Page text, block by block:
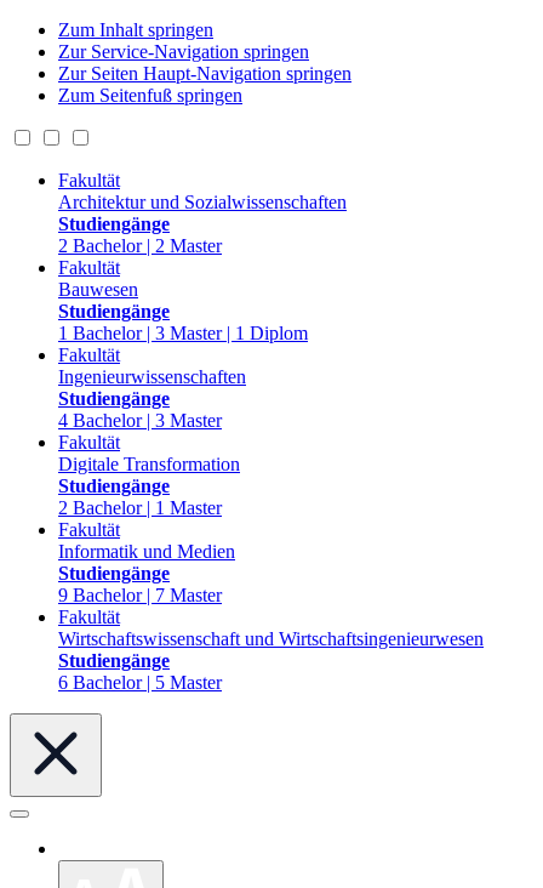
Zum Inhalt springen
Zur Service-Navigation springen
Zur Seiten Haupt-Navigation springen
Zum Seitenfuß springen
Fakultät
Architektur und Sozialwissenschaften
Studiengänge
2 Bachelor | 2 Master
Fakultät
Bauwesen
Studiengänge
1 Bachelor | 3 Master | 1 Diplom
Fakultät
Ingenieurwissenschaften
Studiengänge
4 Bachelor | 3 Master
Fakultät
Digitale Transformation
Studiengänge
2 Bachelor | 1 Master
Fakultät
Informatik und Medien
Studiengänge
9 Bachelor | 7 Master
Fakultät
Wirtschaftswissenschaft und Wirtschaftsingenieurwesen
Studiengänge
6 Bachelor | 5 Master